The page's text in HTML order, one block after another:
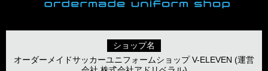
ショップ名
オーダーメイドサッカーユニフォームショップ V-ELEVEN (運営